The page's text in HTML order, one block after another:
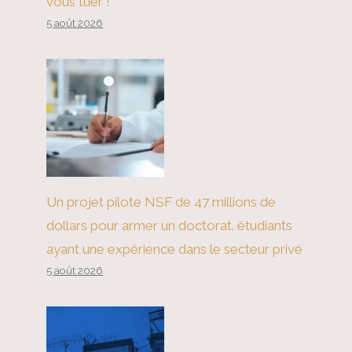
5 août 2026
Un projet pilote NSF de 47 millions de
dollars pour armer un doctorat. étudiants
ayant une expérience dans le secteur privé
5 août 2026